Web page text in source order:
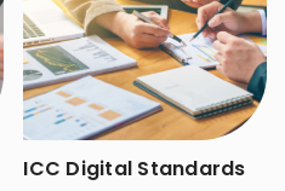
ICC Digital Standards